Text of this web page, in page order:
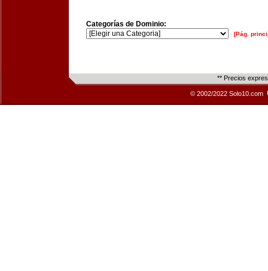
Categorías de Dominio:
[Pág.
** Precios
© 2002/2022 Solo10.com